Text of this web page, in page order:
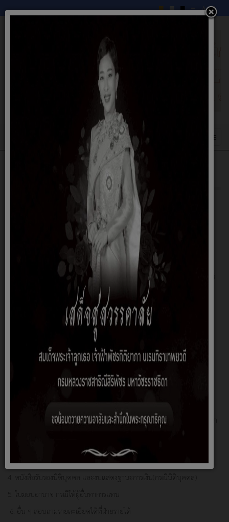
ภาษีโรงเรือนและที่ดิน
ยื่นแบบเพื่อชาระภาษีตั้งแต่วันที่ 1 มกราคมถึงวันที่ 28 กุมภาพันธ์ ของทุกปี
โรงเรือนหรือสิ่งปลูกสร้าง ซึ่งเจ้าของอยู่อาศัยเอง หรือผู้อื่นใช้ประโยชน์ แต่ใช้
ประกอบการค้า หรือให้ผู้อื่นใช้ประโยชน์ โดยมีหรือไม่มีค่าตอบแทน ต้องยื่น
แบบเพื่อเสียภาษีโรงเรือนและที่ดิน
ระยะเวลาการยื่นแบบและชาระภาษี
ให้เจ้าของโรงเรือนยื่นแบบแจ้งรายการเพื่อเสียภาษีโรงเรือนและที่ดิน (ภ.ร.ด.
2) ณ ฝ่ายรายได้ องค์การบริหารส่วนตาบลคลองยาง ซึ่งโรงเรือนหรือสิ่งปลูก
สร้างนั้นตั้งอยู่ ภายในเดือนกุมภาพันธ์ของทุกปี และชาระภาษีภายใน 30 วัน
นับถัดจากวันรับแจ้งการประเมิน (ภ.ร.ด. 8)
หลักฐานประกอบการยื่น
1. บัตรประจาตัวประชาชน และทะเบียนบ้าน
2. หลักฐานแสดงกรรมสิทธิ์โรงเรือนและที่ดิน เช่น โฉนดที่ดิน,ใบอนุญาตปลูก
3. หลักฐานการประกอบกิจการ เช่น ใบทะเบียนการค้า,ทะเบียนพาณิชย์,
4. หนังสือรับรองนิติบุคคล และงบแสดงฐานะการเงิน(กรณีนิติบุคคล)
5. ใบมอบอานาจ กรณีให้ผู้อื่นทาการแทน
6. อื่น ๆ สอบถามรายละเอียดได้ที่ฝ่ายรายได้